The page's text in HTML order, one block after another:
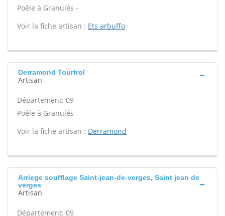
Poêle à Granulés -
Voir la fiche artisan : Ets arbuffo
Derramond Tourtrol
Artisan
Département: 09
Poêle à Granulés -
Voir la fiche artisan : Derramond
Arriege soufflage Saint-jean-de-verges, Saint jean de
verges
Artisan
Département: 09